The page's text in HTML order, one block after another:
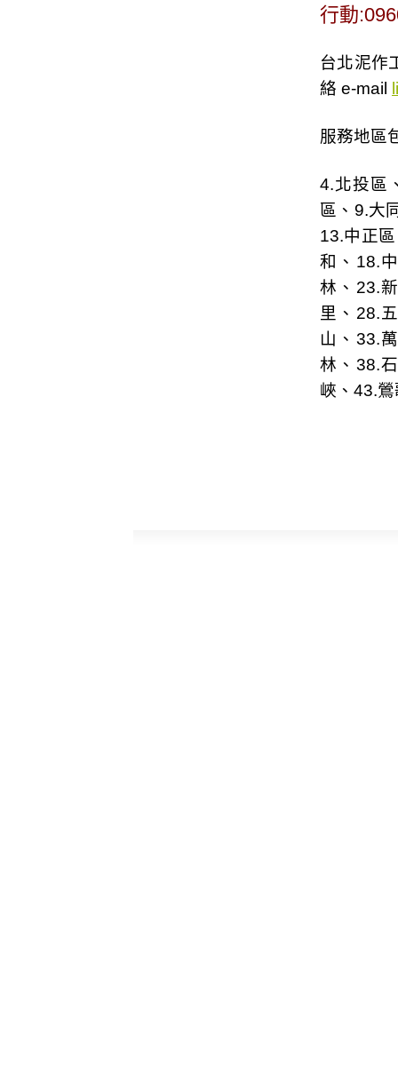
行動
台北泥作
絡 e-mail
服務地區
4.北投區
區 、9.大
13.中正區
和 、18.
林 、23.
里 、28.
山 、33.
林 、38.
峽 、43.